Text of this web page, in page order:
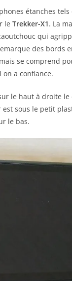
étanches
le Trekker-X1. La
qui
des bords
se comprend
a confiance.
le haut à droite
sous le petit
le bas.